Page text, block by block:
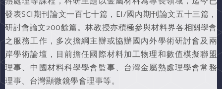
發表SCI期刊論文一百七十篇，EI/國內期刊論文五十三篇，
研討會論文200餘篇。林教授亦積極參與材料界各相關學會
之服務工作，多次擔綱主辦或協辦國內外學術研討會及兩
岸學術論壇，目前擔任國際材料加工物理和數值模擬聯盟
理事、中國材料科學學會監事、台灣金屬熱處理學會常務
理事、台灣顯微鏡學會理事等。